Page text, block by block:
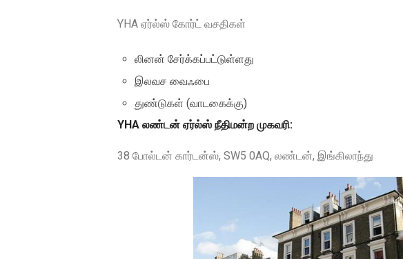
YHA ஏர்ல்ஸ் கோர்ட் வசதிகள்
லினன் சேர்க்கப்பட்டுள்ளது
இலவச வைஃபை
துண்டுகள் (வாடகைக்கு)
YHA லண்டன் ஏர்ல்ஸ் நீதிமன்ற முகவரி:
38 போல்டன் கார்டன்ஸ், SW5 0AQ, லண்டன், இங்கிலாந்து